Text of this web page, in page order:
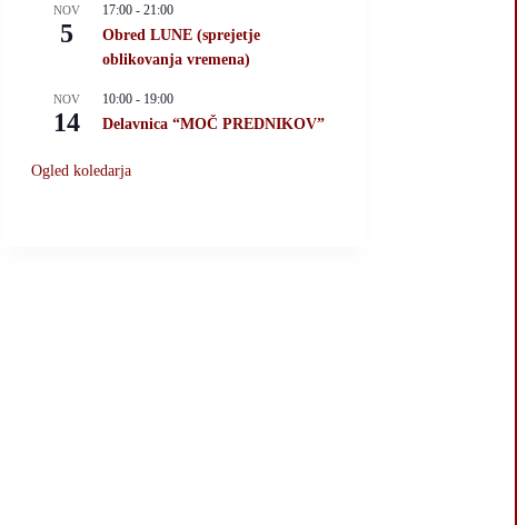
NOV
5
17:00 -21:00
Obred LUNE (sprejetje
oblikovanja vremena)
NOV
14
10:00 - 19:00
Delavnica “MOČ PREDNIKOV”
Ogled koledarja